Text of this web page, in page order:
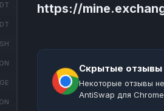
https://
Скрытые отзывы
Некоторые отзывы
AntiSwap для